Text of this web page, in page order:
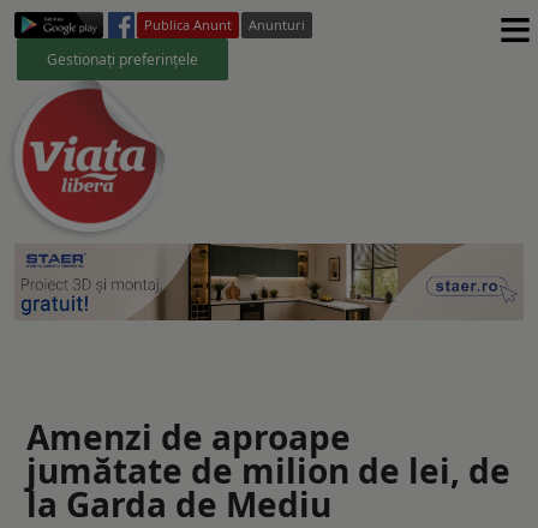
Publica Anunt Anunturi
Gestionați preferințele ≡
Amenzi de aproape
jumătate de milion de lei, de
la Garda de Mediu